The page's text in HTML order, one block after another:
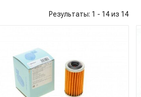
Результаты: 1 - 14 из 14